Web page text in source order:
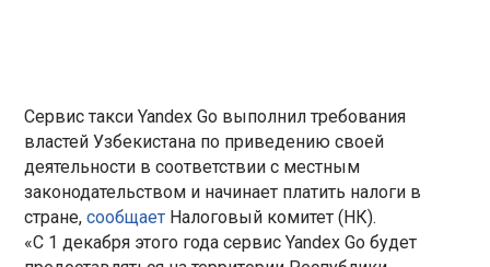
Сервис такси Yandex Go выполнил требования
властей Узбекистана по приведению своей
деятельности в соответствии с местным
законодательством и начинает платить налоги в
стране,сообщает Налоговый комитет (НК).
«C 1 декабря этого года сервис Yandex Go будет